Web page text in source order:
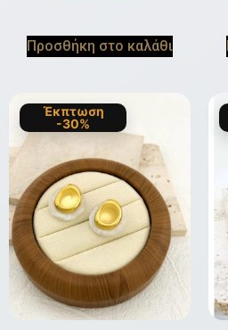
Προσθήκη στο καλάθι
Έκπτωση
-30%